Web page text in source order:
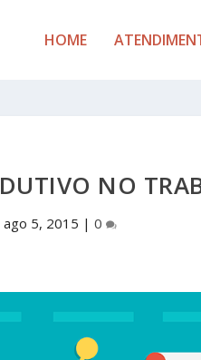
HOME
NO
ago 5, 2015 |0